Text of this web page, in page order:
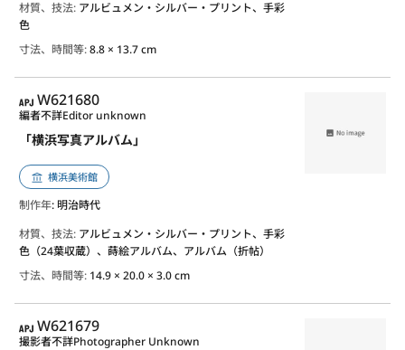
材質、技法: アルビュメン・シルバー・プリント、手彩
色
寸法、時間等:8.8 × 13.7 cm
APJ
W621680
「横浜写真アルバム」
編者不詳Editor unknown
横浜美術館
制作年: 明治時代
材質、技法: アルビュメン・シルバー・プリント、手彩
色（24葉収蔵）、蒔絵アルバム、アルバム（折帖）
寸法、時間等: 14.9 × 20.0 × 3.0 cm
APJ
W621679
撮影者不詳Photographer Unknown